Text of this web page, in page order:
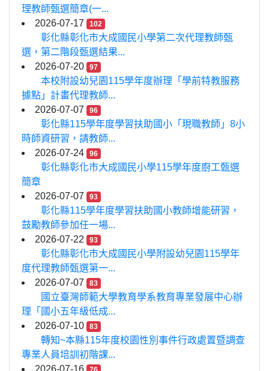
理教師甄選簡章(一...
2026-07-17
102
彰化縣彰化市大成國民小學第二次代理教師甄
選，第二階段甄選結果...
2026-07-20
97
本校附設幼兒園115學年度辦理「學前特教服務
據點」計畫代理教師...
2026-07-07
96
彰化縣115學年度學習扶助國小「現職教師」8小
時師資研習，請教師...
2026-07-24
96
彰化縣彰化市大成國民小學115學年度廚工甄選
簡章
2026-07-07
93
彰化縣115學年度學習扶助國小教師增能研習，
鼓勵教師參加任一場...
2026-07-22
93
彰化縣彰化市大成國民小學附設幼兒園115學年
度代理教師甄選第一...
2026-07-07
83
國立臺灣師範大學教育學系教育專業發展中心辦
理「國小五年級低成...
2026-07-10
83
轉知~本縣115年度校園性別事件行政處置暨調查
專業人員培訓初階課...
2026-07-16